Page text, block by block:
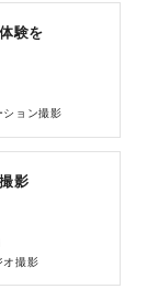
験を
ション撮影
影
オ撮影